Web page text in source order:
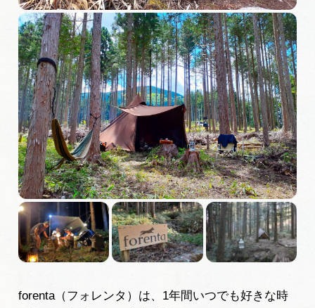
インフォメーション
ぎふ旅レポーター記事
早わかり岐阜
買い物・お土産
体験予約サイト「ＶＩＳＩＴ岐阜県」
岐阜県まるごと観光エリアガイド
岐阜県観光データベース
forenta（フォレンタ）は、1年間いつでも好きな時